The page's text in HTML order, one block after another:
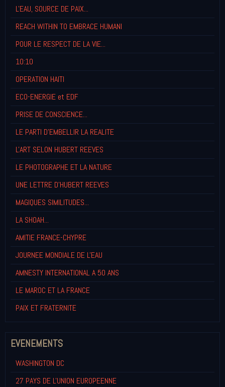
L'EAU, SOURCE DE PAIX...
REACH WITHIN TO EMBRACE HUMANI
POUR LE RESPECT DE LA VIE...
10:10
OPERATION HAITI
ECO-ENERGIE et EDF
PRISE DE CONSCIENCE...
LE PARTI D'EMBELLIR LA REALITE
L'ART SELON HUBERT REEVES
LE PHOTOGRAPHE ET LA NATURE
UNE LETTRE D'HUBERT REEVES
MAGIQUES SIMILITUDES...
LA SHOAH...
AMITIE FRANCE-CHYPRE
JOURNEE MONDIALE DE L'EAU
AMNESTY INTERNATIONAL A 50 ANS
LE MAROC ET LA FRANCE
PAIX ET FRATERNITE
EVENEMENTS
WASHINGTON DC
27 PAYS DE L'UNION EUROPEENNE